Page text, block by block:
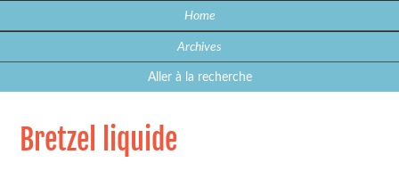
Home
Archives
Aller à la recherche
Bretzel liquide